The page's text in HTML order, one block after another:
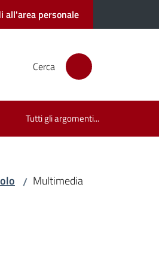
all'area personale
Cerca
Tutti gli argomenti...
/ Multimedia